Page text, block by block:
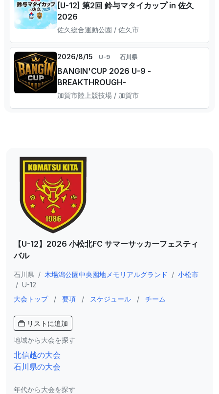
[U-12] 第2回 鈴与マタイカップ in 佐久
2026
佐久総合運動公園 / 佐久市
2026/8/15 U-9 石川県
BANGIN'CUP 2026 U-9 -
BREAKTHROUGH-
加賀市陸上競技場 / 加賀市
【U-12】2026 小松北FC サマーサッカーフェスティ
バル
石川県 / 木場潟公園中央園地メモリアルグランド / 小松市
/ U-12
大会トップ
/ 要項 / スケジュール / チーム
リストに追加
地域から大会を探す
北信越の大会
石川県の大会
年代から大会を探す